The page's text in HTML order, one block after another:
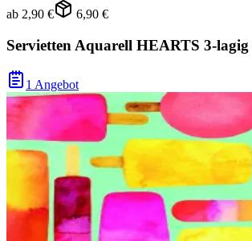
ab 2,90 € 6,90 €
Servietten Aquarell HEARTS 3-lagig
1 Angebot